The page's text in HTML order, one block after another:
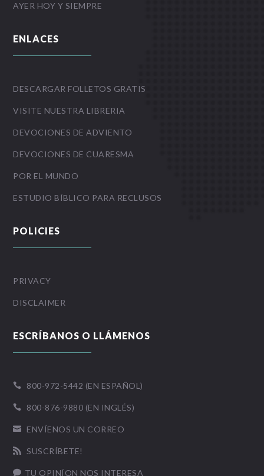
AYER HOY Y SIEMPRE
ENLACES
DESCARGAR FOLLETOS GRATIS
VISITE NUESTRA LIBRERIA
DEVOCIONES DE ADVIENTO
DEVOCIONES DE CUARESMA
POR EL MUNDO
ESTUDIO BÍBLICO PARA RECLUSOS
POLICIES
PRIVACY
DISCLAIMER
ESCRÍBANOS O LLÁMENOS
 800-972-5442 (EN ESPAÑOL)
 800-876-9880 (EN INGLÉS)
 ENVÍENOS UN CORREO
 SUSCRÍBETE!
 TU OPINÍON NOS INTERESA